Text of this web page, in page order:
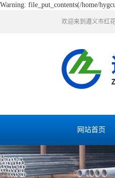
Warning: file_put_contents(/home/
欢迎来到遵义市红
网站首页